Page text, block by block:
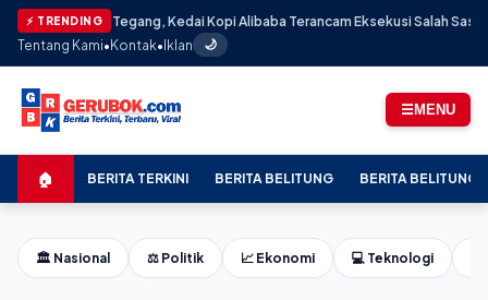
⚡ TRENDING
Tegang, Kedai Kopi Alibaba Terancam Eksekusi Salah Sasaran:
Tentang Kami•Kontak•Iklan 🌙
☰MENU
🏠 BERITA TERKINI BERITA BELITUNG BERITA BELITUNG
🏛️ Nasional ⚖️ Politik 📈 Ekonomi 💻 Teknologi